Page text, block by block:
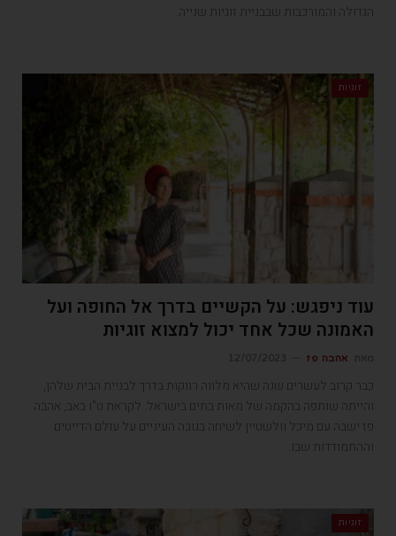
הגדולה והמורכבות שבבניית זוגיות שנייה.
זוגיות
עוד ניפגש: על הקשיים בדרך אל החופה ועל
האמונה שכל אחד יכול למצוא זוגיות
אהבה פז
כבר קרוב לעשרים שנה שהיא מלווה רווקות בדרך לבניית הבית שלהן,
והייתה שותפה בהקמה של מאות בתים בישראל. לקראת ט"ו באב, אהבה
פז ישבה עם מיכל וולשטיין לשיחה בגובה העיניים על עולם הדייטים
וההתמודדות שבו.
זוגיות